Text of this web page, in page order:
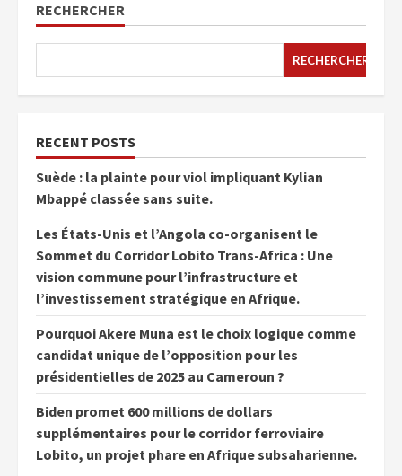
RECHERCHER
RECHERCHER
RECENT POSTS
Suède : la plainte pour viol impliquant Kylian
Mbappé classée sans suite.
Les États-Unis et l’Angola co-organisent le
Sommet du Corridor Lobito Trans-Africa : Une
vision commune pour l’infrastructure et
l’investissement stratégique en Afrique.
Pourquoi Akere Muna est le choix logique comme
candidat unique de l’opposition pour les
présidentielles de 2025 au Cameroun ?
Biden promet 600 millions de dollars
supplémentaires pour le corridor ferroviaire
Lobito, un projet phare en Afrique subsaharienne.